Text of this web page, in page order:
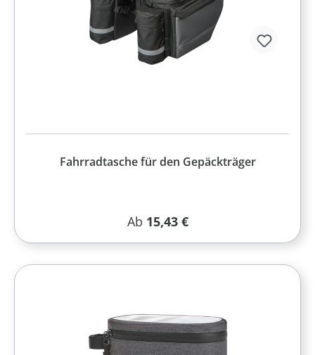
Fahrradtasche für den Gepäckträger
Regulärer Preis:
Ab 15,43 €